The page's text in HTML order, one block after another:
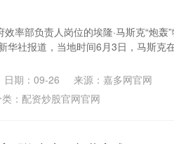
效率部负责人岗位的埃隆·马斯克“炮
华社报道，当地时间6月3日，马斯克
日期：09-26
来源：嘉多网官网
： 配资炒股官网官网